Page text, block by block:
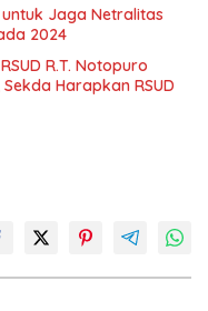
untuk Jaga Netralitas
2024
R.T. Notopuro
Harapkan RSUD